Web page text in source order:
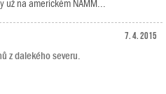
na americkém NAMM...
7. 4. 2015
z dalekého severu.